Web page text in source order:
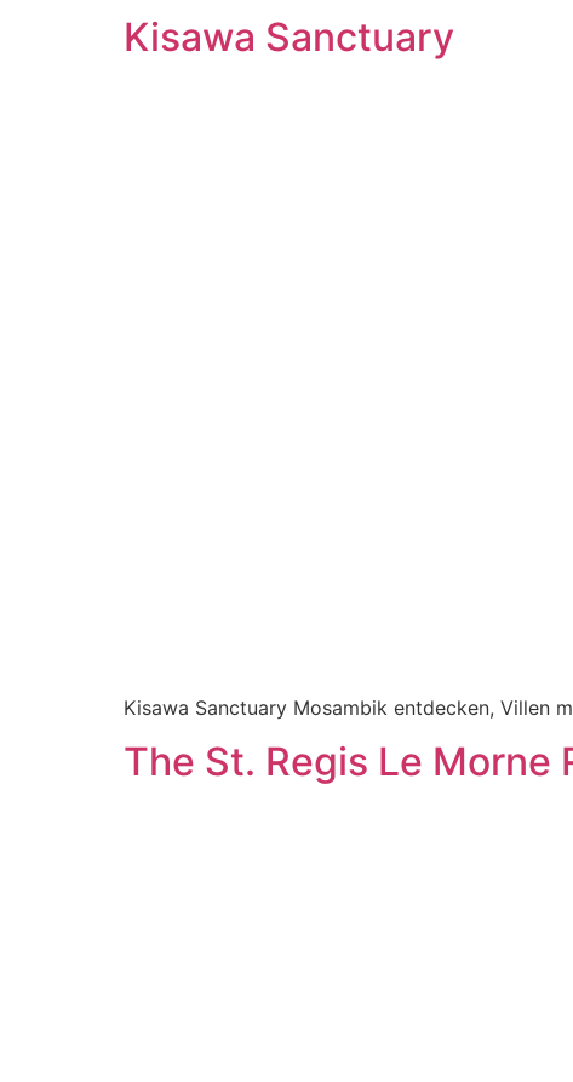
Kisawa Sanctuary
Kisawa Sanctuary Mosambik entdecken, Villen
The St. Regis Le Morne